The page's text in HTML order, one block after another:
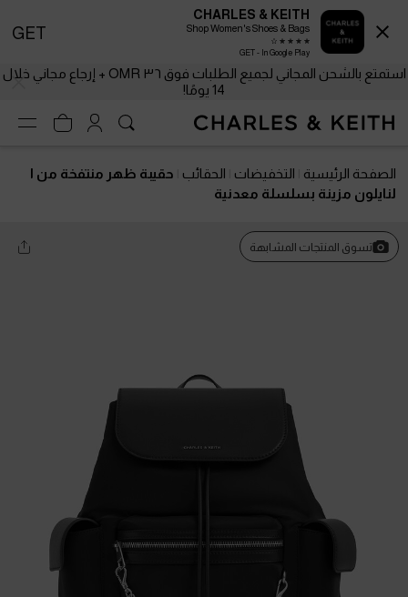
استمتع بالشحن المجاني لجميع الطلبات فوق ٣٦ OMR + إرجاع مجاني خلال
14 يومًا!
الصفحة الرئيسية التخفيضات الحقائب
حقيبة ظهر منتفخة من ا
لنايلون مزينة بسلسلة معدنية
تسوق المنتجات المشابهة
CHARLES & KEITH
Shop Women's Shoes & Bags
GET - In Google Play
GET